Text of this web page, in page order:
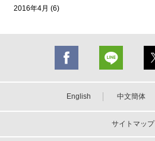
2016年4月 (6)
English 中文簡体
サイトマップ